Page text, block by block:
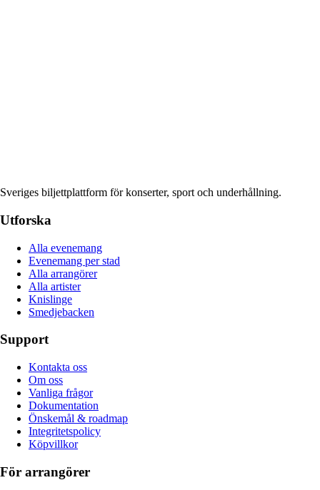
Sveriges biljettplattform för konserter, sport och underhållning.
Utforska
Alla evenemang
Evenemang per stad
Alla arrangörer
Alla artister
Knislinge
Smedjebacken
Support
Kontakta oss
Om oss
Vanliga frågor
Dokumentation
Önskemål & roadmap
Integritetspolicy
Köpvillkor
För arrangörer